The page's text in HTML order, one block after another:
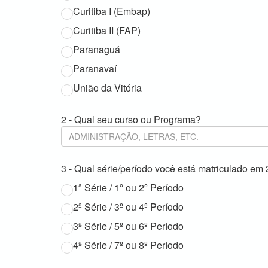
Curitiba I (Embap)
Curitiba II (FAP)
Paranaguá
Paranavaí
União da Vitória
2 - Qual seu curso ou Programa?
3 - Qual série/período você está matriculado em
1ª Série / 1º ou 2º Período
2ª Série / 3º ou 4º Período
3ª Série / 5º ou 6º Período
4ª Série / 7º ou 8º Período